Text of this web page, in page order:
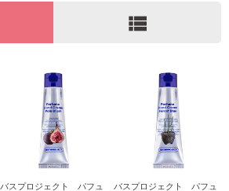
view_list
バスプロジェクト パフュ
バスプロジェクト パフュ